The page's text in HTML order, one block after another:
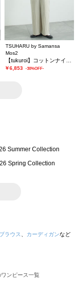
TSUHARU by Samansa
Mos2
￥6,853 -30%OFF-
ラウス カーディガンなど
ンピース一覧
ス）のワンピース一覧